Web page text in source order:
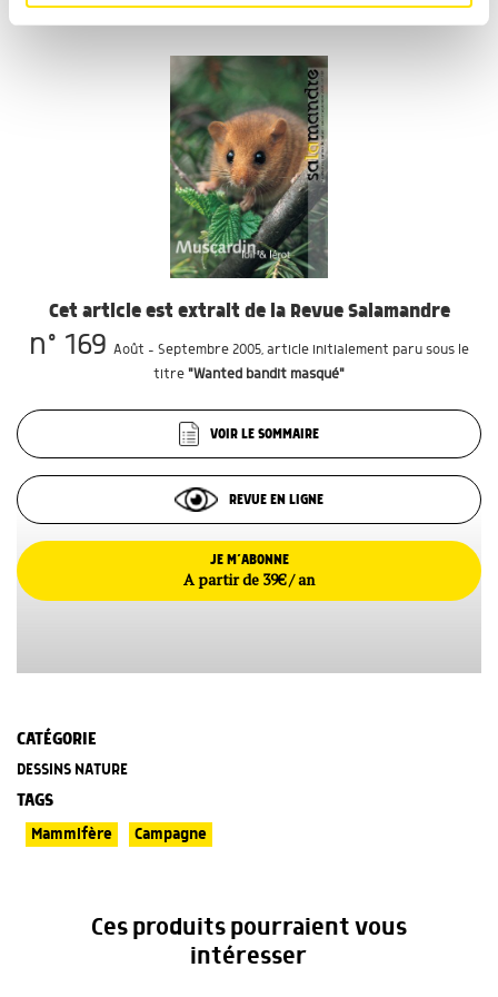
publicité et d'analyse, qui peuvent combiner celles-ci
avec d'autres informations que vous leur avez fournies
ou qu'ils ont collectées lors de votre utilisation de leurs
Cet article est extrait de la Revue Salamandre
n° 169 Août - Septembre 2005, article initialement paru sous le
titre "Wanted bandit masqué"
VOIR LE SOMMAIRE
REVUE EN LIGNE
JE M’ABONNE
A partir de 39€ / an
CATÉGORIE
DESSINS NATURE
TAGS
Mammifère Campagne
Ces produits pourraient vous
intéresser